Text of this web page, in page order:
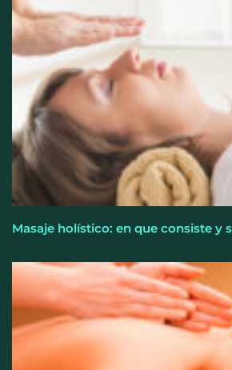
El entrenamiento femenino
fuerza y la salud ganan terreno a
‘pérdida de peso’, según Distrito
Masaje holístico: en que consiste y